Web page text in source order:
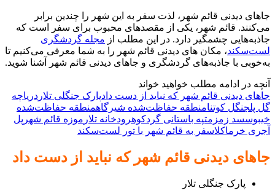
جاهای دیدنی قائم شهر، لذت سفر به این شهر را چندین برابر
می‌کنند. قائم شهر، یکی از مقصدهای محبوب برای سفر است که
جاذبه‌هایی چشمگیر دارد. در این مطلب از مجله گردشگری
لست‌سکند، مکان های دیدنی قائم شهر را به شما معرفی می‌کنیم تا
به‌خوبی با جاذبه‌های گردشگری و جاهای دیدنی قائم شهر آشنا شوید.
آنچه در ادامه مطلب خواهید خواند
جاهای دیدنی قائم شهر که نباید از دست دادپارک جنگلی تلار دریاچه
گل پلجنگل کوتنامنطقه حفاظت‌شده شیرگاهمنطقه حفاظت‌شده
خیبوسسد زمزمتپه باستانی گردکوهرودخانه تلار موزه قائم شهر پل
آجری خرماکلاسفر به قائم شهر با تور لست‌سکند
جاهای دیدنی قائم شهر که نباید از دست داد
پارک جنگلی تلار